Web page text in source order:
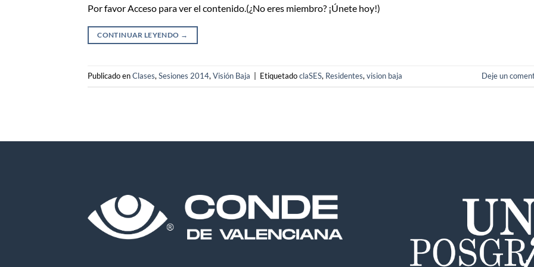
Por favor Acceso para ver el contenido.(¿No eres miembro? ¡Únete hoy!)
CONTINUAR LEYENDO →
Publicado enClases, Sesiones 2014, Visión Baja EtiquetadoclaSES, Residentes, vision baja Deje un